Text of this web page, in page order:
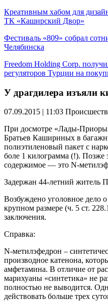
Креативным хабом для
ТК «Каширский Двор»
Фестиваль «809» собрал
Челябинска
Freedom Holding Corp.
регуляторов Турции на
У драгдилера изъяли
07.09.2015 | 11:03
При досмотре «Лады-
Братьев Кашириных в
полиэтиленовый пакет с
боле 1 килограмма (!). Позже
содержимое — это N-
Задержан 44-летний житель
Возбуждено уголовное дело
крупном размере (ч. 5 ст.
заключения.
Справка:
N-метилэфедрон –
производное катенона,
амфетамина. В отличие от
марихуаны «синтетика» не
полностью не выводится.
действовать больше трех